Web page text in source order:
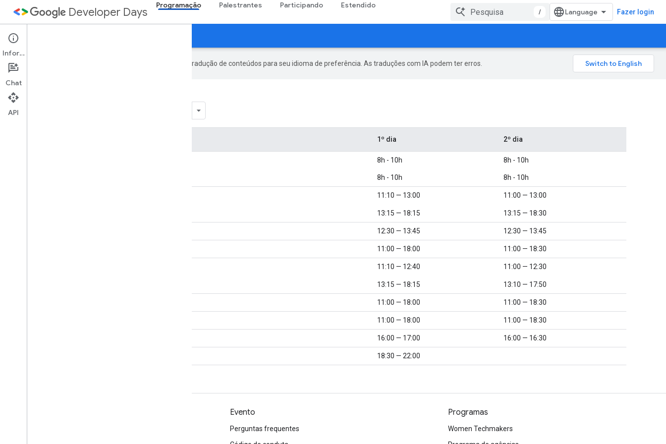
Developer Days
Programação Palestrantes Participando Estendido
/ Fazer login
O Google usa tecnologia de IA na tradução de conteúdos para seu idioma de preferência. As traduções com IA podem ter erros.
1º dia 2º dia
8h - 10h 8h - 10h
8h - 10h 8h - 10h
11:10 — 13:00
13:15 — 18:15
11:00 — 13:00
13:15 — 18:30
12:30 — 13:45 12:30 — 13:45
11:00 — 18:00 11:00 — 18:30
11:10 — 12:40
13:15 — 18:15
11:00 — 12:30
13:10 — 17:50
11:00 — 18:00 11:00 — 18:30
11:00 — 18:00 11:00 — 18:30
16:00 — 17:00 16:00 — 16:30
18:30 — 22:00
Evento
Perguntas frequentes
Programas
Women Techmakers
Informações
Chat
API